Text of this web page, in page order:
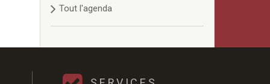
Tout l'agenda